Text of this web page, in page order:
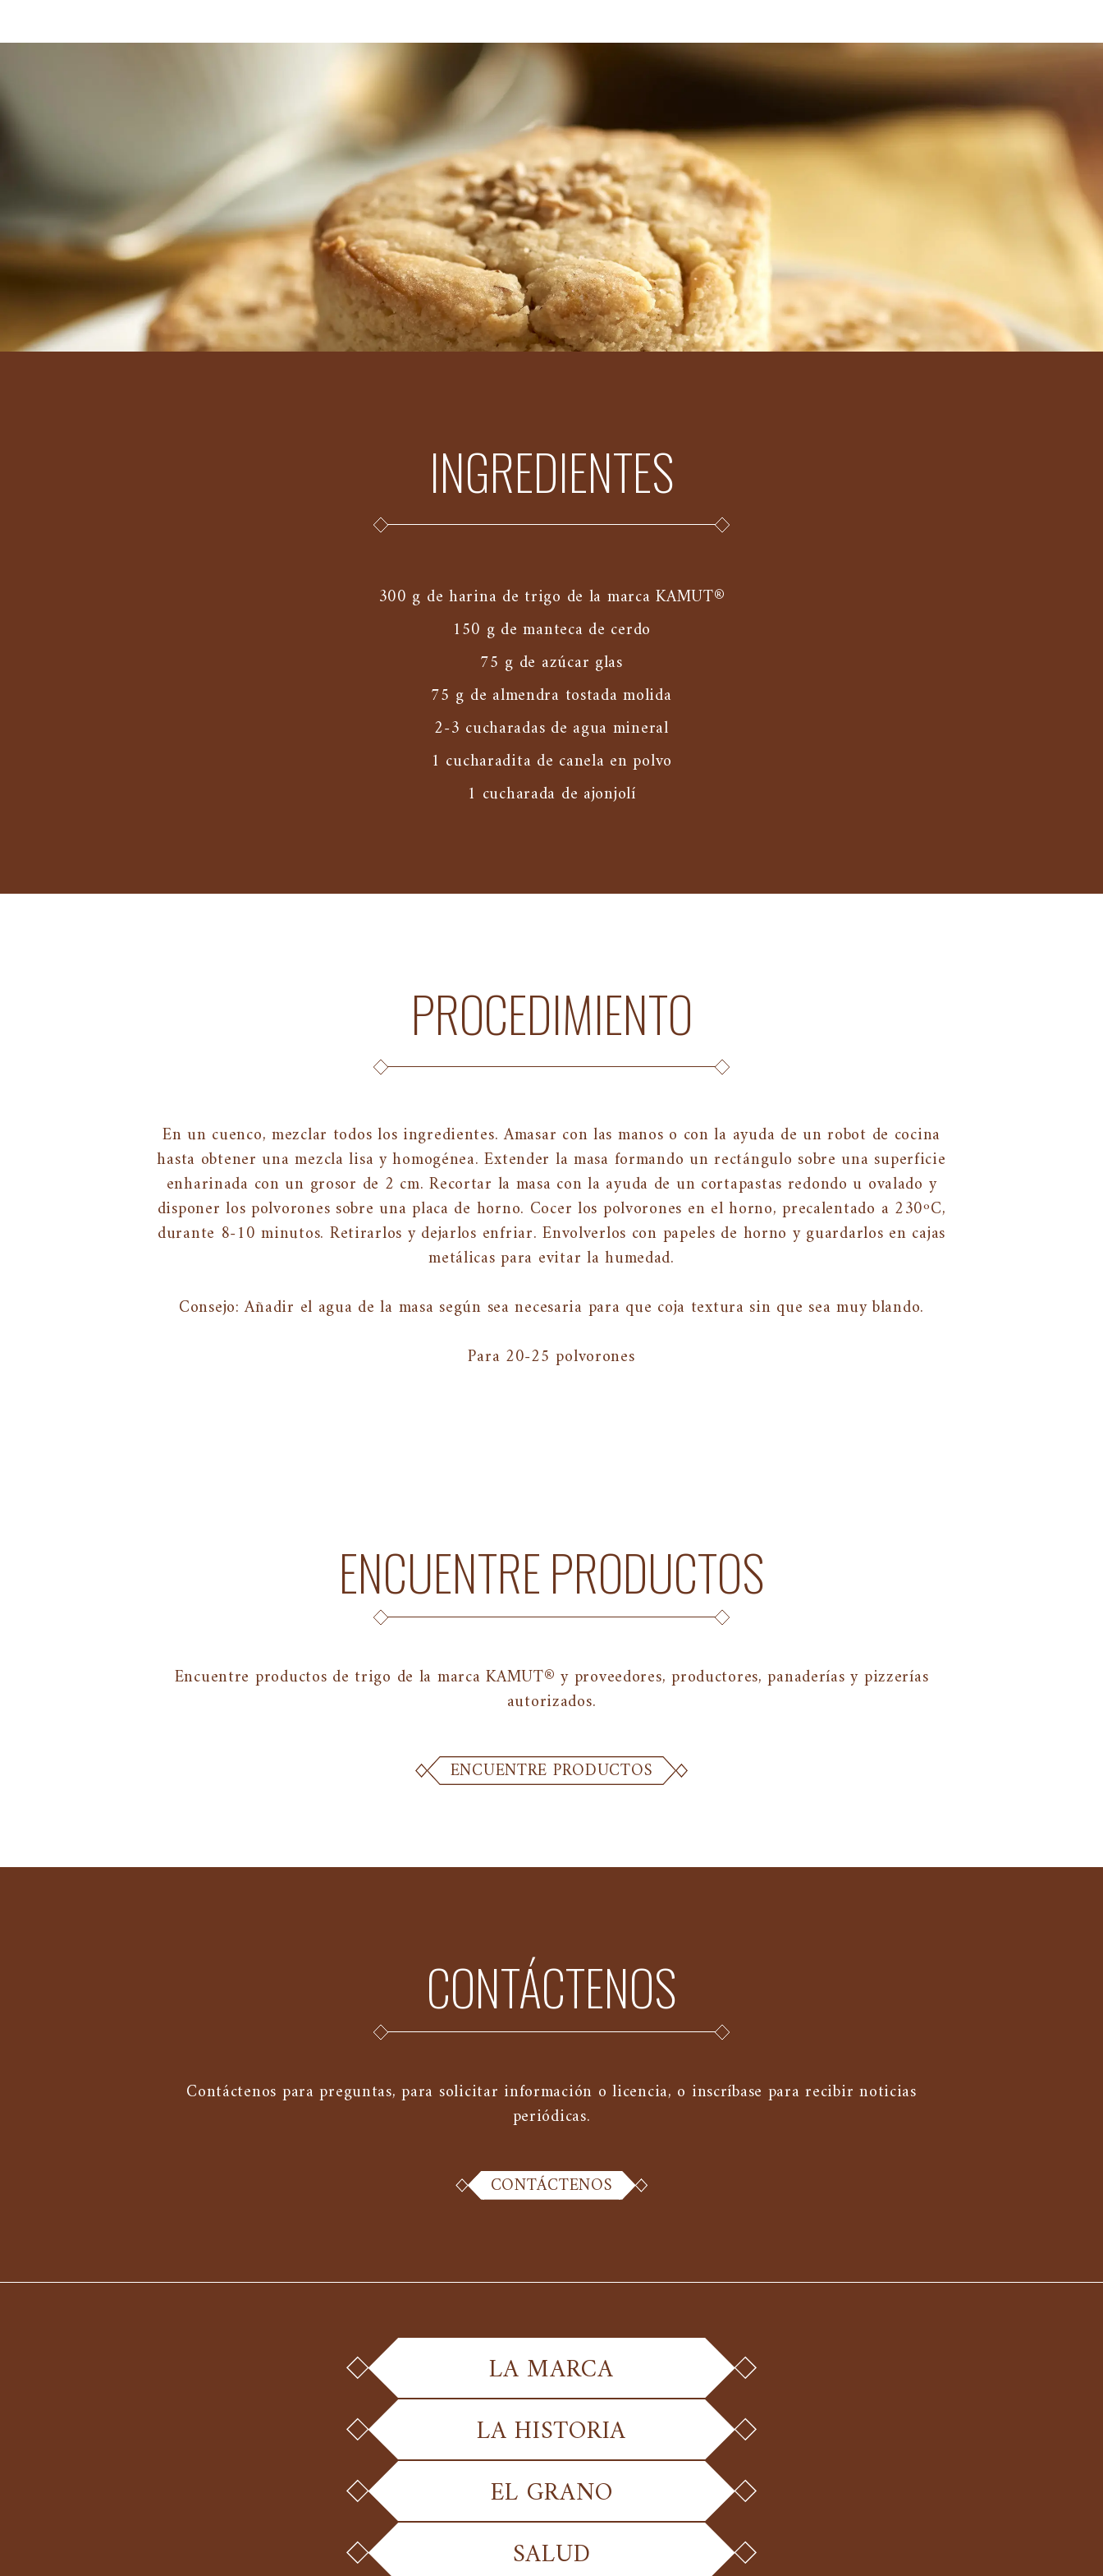
INGREDIENTES
300 g de harina de trigo de la marca KAMUT®
150 g de manteca de cerdo
75 g de azúcar glas
75 g de almendra tostada molida
2-3 cucharadas de agua mineral
1 cucharadita de canela en polvo
1 cucharada de ajonjolí
PROCEDIMIENTO
En un cuenco, mezclar todos los ingredientes. Amasar con las manos o con la ayuda de un robot de cocina
hasta obtener una mezcla lisa y homogénea. Extender la masa formando un rectángulo sobre una superficie
enharinada con un grosor de 2 cm. Recortar la masa con la ayuda de un cortapastas redondo u ovalado y
disponer los polvorones sobre una placa de horno. Cocer los polvorones en el horno, precalentado a 230ºC,
durante 8-10 minutos. Retirarlos y dejarlos enfriar. Envolverlos con papeles de horno y guardarlos en cajas
metálicas para evitar la humedad.
Consejo: Añadir el agua de la masa según sea necesaria para que coja textura sin que sea muy blando.
Para 20-25 polvorones
ENCUENTRE PRODUCTOS
Encuentre productos de trigo de la marca KAMUT® y proveedores, productores, panaderías y pizzerías
autorizados.
ENCUENTRE PRODUCTOS
CONTÁCTENOS
Contáctenos para preguntas, para solicitar información o licencia, o inscríbase para recibir noticias
periódicas.
CONTÁCTENOS
LA MARCA
LA HISTORIA
EL GRANO
SALUD